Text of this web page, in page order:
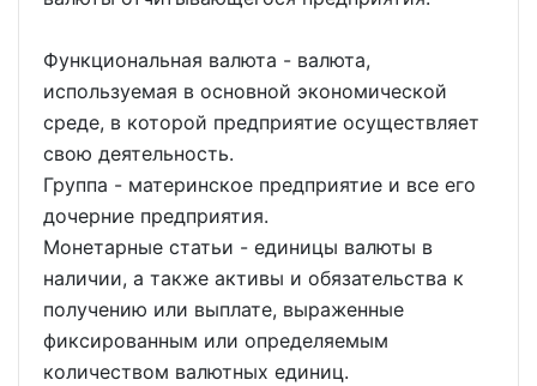
Функциональная валюта - валюта,
используемая в основной экономической
среде, в которой предприятие осуществляет
свою деятельность.
Группа - материнское предприятие и все его
дочерние предприятия.
Монетарные статьи - единицы валюты в
наличии, а также активы и обязательства к
получению или выплате, выраженные
фиксированным или определяемым
количеством валютных единиц.